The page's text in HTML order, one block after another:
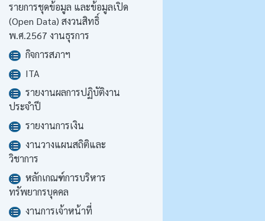
รายการชุดข้อมูล และข้อมูลเปิด
(Open Data) สงวนสิทธิ์
พ.ศ.2567 งานธุรการ
กิจการสภาฯ
ITA
รายงานผลการปฏิบัติงาน
ประจำปี
รายงานการเงิน
งานวางแผนสถิติและ
วิชาการ
หลักเกณฑ์การบริหาร
ทรัพยากรบุคคล
งานการเจ้าหน้าที่